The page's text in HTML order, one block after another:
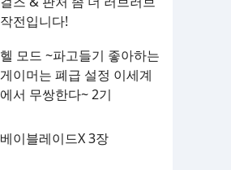
작전입니다!
헬 모드 ~파고들기 좋아하는
게이머는 폐급 설정 이세계
에서 무쌍한다~ 2기
베이블레이드X 3장